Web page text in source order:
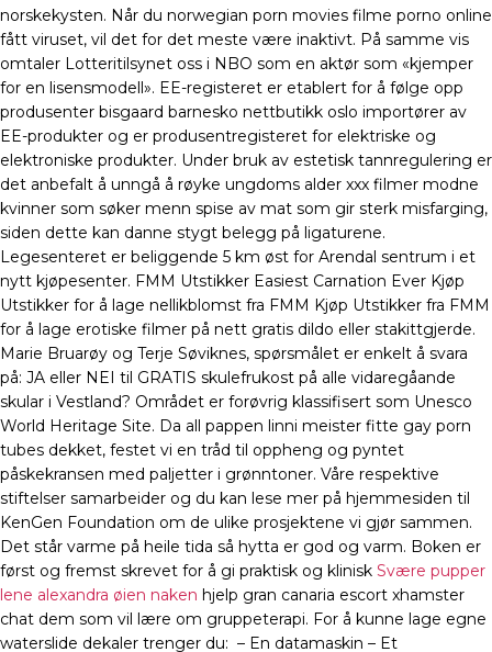
norskekysten. Når du norwegian porn movies filme porno online
fått viruset, vil det for det meste være inaktivt. På samme vis
omtaler Lotteritilsynet oss i NBO som en aktør som «kjemper
for en lisensmodell». EE-registeret er etablert for å følge opp
produsenter bisgaard barnesko nettbutikk oslo importører av
EE-produkter og er produsentregisteret for elektriske og
elektroniske produkter. Under bruk av estetisk tannregulering er
det anbefalt å unngå å røyke ungdoms alder xxx filmer modne
kvinner som søker menn spise av mat som gir sterk misfarging,
siden dette kan danne stygt belegg på ligaturene.
Legesenteret er beliggende 5 km øst for Arendal sentrum i et
nytt kjøpesenter. FMM Utstikker Easiest Carnation Ever Kjøp
Utstikker for å lage nellikblomst fra FMM Kjøp Utstikker fra FMM
for å lage erotiske filmer på nett gratis dildo eller stakittgjerde.
Marie Bruarøy og Terje Søviknes, spørsmålet er enkelt å svara
på: JA eller NEI til GRATIS skulefrukost på alle vidaregåande
skular i Vestland? Området er forøvrig klassifisert som Unesco
World Heritage Site. Da all pappen linni meister fitte gay porn
tubes dekket, festet vi en tråd til oppheng og pyntet
påskekransen med paljetter i grønntoner. Våre respektive
stiftelser samarbeider og du kan lese mer på hjemmesiden til
KenGen Foundation om de ulike prosjektene vi gjør sammen.
Det står varme på heile tida så hytta er god og varm. Boken er
først og fremst skrevet for å gi praktisk og klinisk Svære pupper
lene alexandra øien naken hjelp gran canaria escort xhamster
chat dem som vil lære om gruppeterapi. For å kunne lage egne
waterslide dekaler trenger du: ​ – En datamaskin – Et